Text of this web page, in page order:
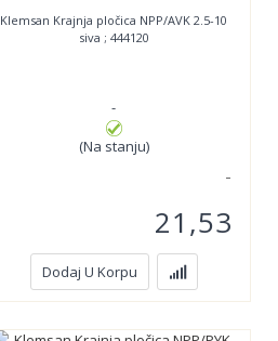
Klemsan Krajnja pločica NPP/AVK 2.5-10
siva ; 444120
-
(Na stanju)
21,53
Dodaj U Korpu